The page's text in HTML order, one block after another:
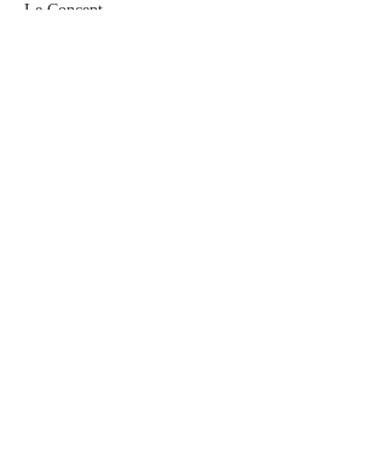
Le Concept